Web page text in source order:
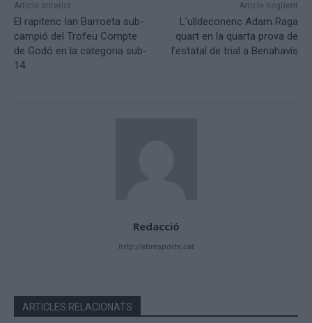
Article anterior
El rapitenc Ian Barroeta sub-
campió del Trofeu Compte
de Godó en la categoria sub-
14
Article següent
L’ulldeconenc Adam Raga
quart en la quarta prova de
l’estatal de trial a Benahavís
Redacció
http://ebresports.cat
ARTICLES RELACIONATS